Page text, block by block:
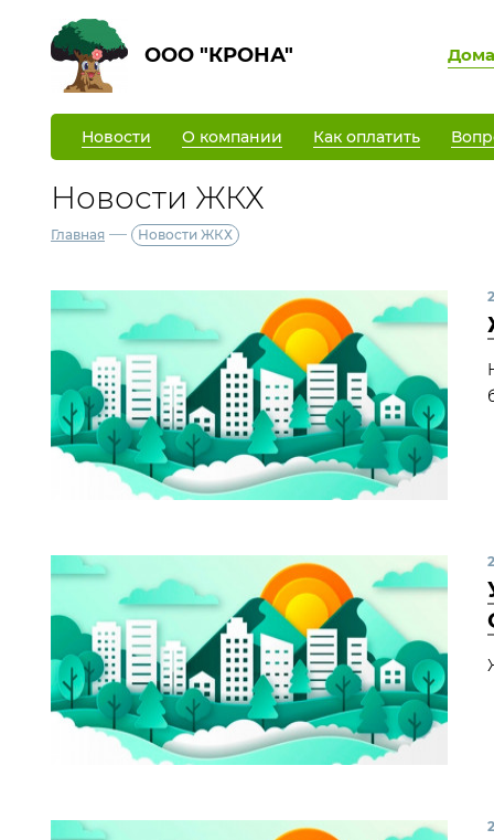
ООО "КРОНА" Дома
Новости О компании Как оплатить
Новости ЖКХ
Главная — Новости ЖКХ